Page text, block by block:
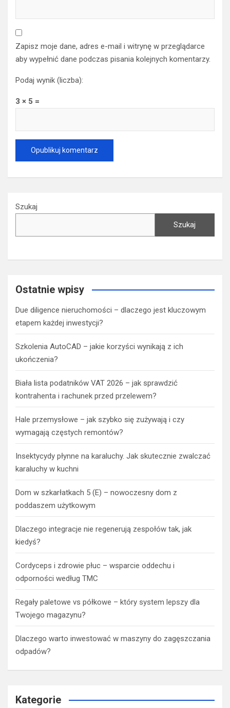
Zapisz moje dane, adres e-mail i witrynę w przeglądarce
aby wypełnić dane podczas pisania kolejnych komentarzy.
Podaj wynik (liczba):
3 × 5 =
Szukaj
Szukaj
Ostatnie wpisy
Due diligence nieruchomości – dlaczego jest kluczowym
etapem każdej inwestycji?
Szkolenia AutoCAD – jakie korzyści wynikają z ich
ukończenia?
Biała lista podatników VAT 2026 – jak sprawdzić
kontrahenta i rachunek przed przelewem?
Hale przemysłowe – jak szybko się zużywają i czy
wymagają częstych remontów?
Insektycydy płynne na karaluchy. Jak skutecznie zwalczać
karaluchy w kuchni
Dom w szkarłatkach 5 (E) – nowoczesny dom z
poddaszem użytkowym
Dlaczego integracje nie regenerują zespołów tak, jak
kiedyś?
Cordyceps i zdrowie płuc – wsparcie oddechu i
odporności według TMC
Regały paletowe vs półkowe – który system lepszy dla
Twojego magazynu?
Dlaczego warto inwestować w maszyny do zagęszczania
odpadów?
Kategorie